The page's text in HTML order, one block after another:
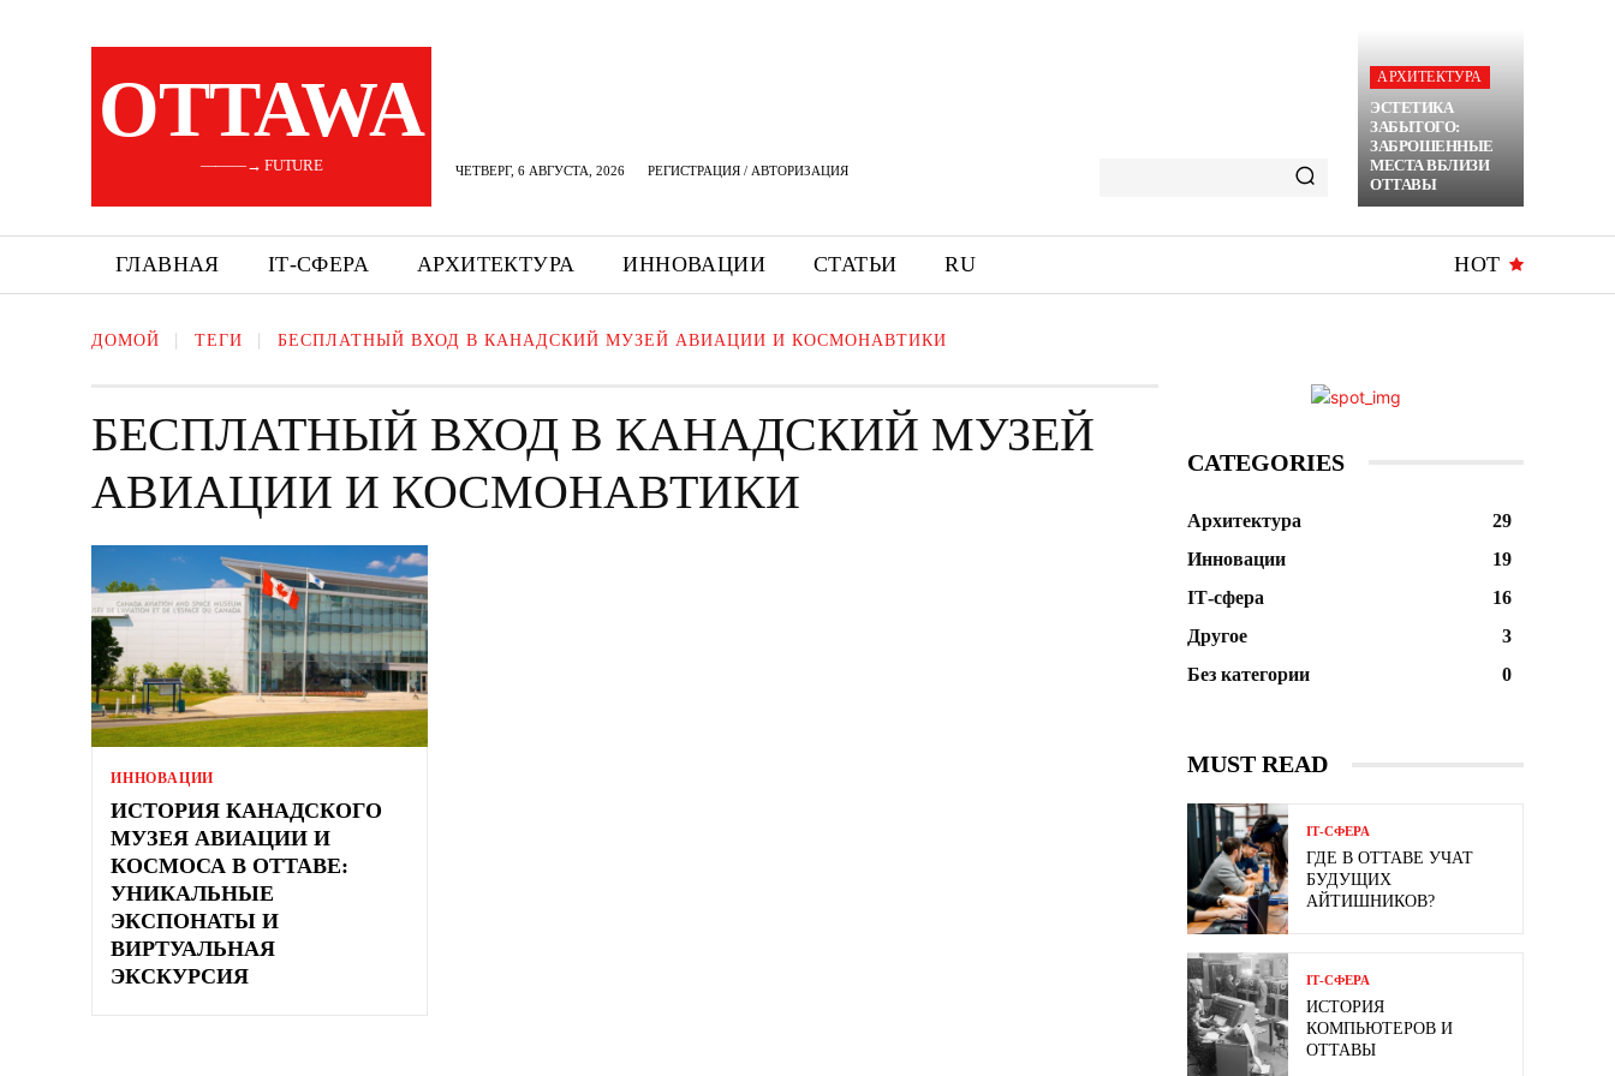
OTTAWA
———→ FUTURE ЧЕТВЕРГ, 6 АВГУСТА, 2026 РЕГИСТРАЦИЯ / АВТОРИЗАЦИЯ
АРХИТЕКТУРА
ЭСТЕТИКА
ЗАБЫТОГО:
ЗАБРОШЕННЫЕ
МЕСТА ВБЛИЗИ
ОТТАВЫ
ГЛАВНАЯ ІТ-СФЕРА АРХИТЕКТУРА ИННОВАЦИИ СТАТЬИ RU HOT
ДОМОЙ ТЕГИ БЕСПЛАТНЫЙ ВХОД В КАНАДСКИЙ МУЗЕЙ АВИАЦИИ И КОСМОНАВТИКИ
БЕСПЛАТНЫЙ ВХОД В КАНАДСКИЙ МУЗЕЙ
АВИАЦИИ И КОСМОНАВТИКИ
ИННОВАЦИИ
ИСТОРИЯ КАНАДСКОГО
МУЗЕЯ АВИАЦИИ И
КОСМОСА В ОТТАВЕ:
УНИКАЛЬНЫЕ
ЭКСПОНАТЫ И
ВИРТУАЛЬНАЯ
ЭКСКУРСИЯ
CATEGORIES
Архитектура
29
Инновации
19
ІТ-сфера
16
Другое
3
Без категории
0
MUST READ
ІТ-СФЕРА
ГДЕ В ОТТАВЕ УЧАТ
БУДУЩИХ
АЙТИШНИКОВ?
ІТ-СФЕРА
ИСТОРИЯ
КОМПЬЮТЕРОВ И
ОТТАВЫ